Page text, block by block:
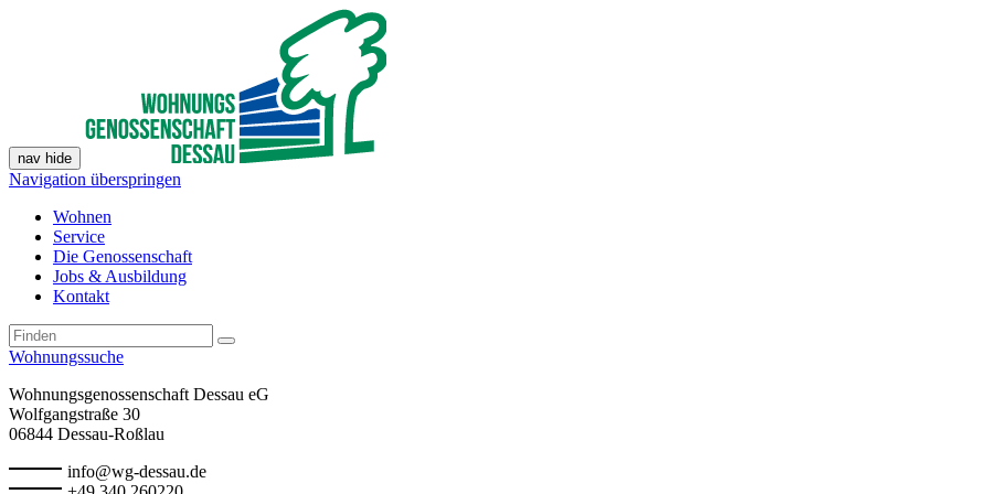
nav hide
Navigation überspringen
Wohnen
Service
Die Genossenschaft
Jobs & Ausbildung
Kontakt
Wohnungssuche
Wohnungsgenossenschaft Dessau eG
Wolfgangstraße 30
06844 Dessau-Roßlau
info@wg-dessau.de